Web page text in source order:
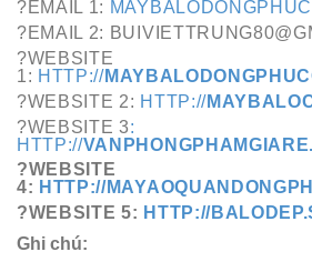
?EMAIL 1:
?EMAIL 2:
?WEBSITE
1: HTTP://
?WEBSITE 2: HTTP://
?WEBSITE 3:
HTTP://
?WEBSITE
4: HTTP://
?WEBSITE 5: HTTP://
Ghi chú: